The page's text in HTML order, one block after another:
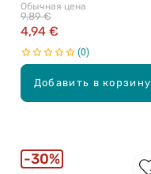
Добавить в корзину
4.5мл
Обычная цена
4,94 €
9,89 €
0
30%